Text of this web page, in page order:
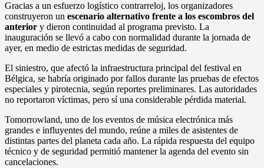
Gracias a un esfuerzo logístico contrarreloj, los organizadores
construyeron un escenario alternativo frente a los escombros del
anterior y dieron continuidad al programa previsto. La
inauguración se llevó a cabo con normalidad durante la jornada de
ayer, en medio de estrictas medidas de seguridad.
El siniestro, que afectó la infraestructura principal del festival en
Bélgica, se habría originado por fallos durante las pruebas de efectos
especiales y pirotecnia, según reportes preliminares. Las autoridades
no reportaron víctimas, pero sí una considerable pérdida material.
Tomorrowland, uno de los eventos de música electrónica más
grandes e influyentes del mundo, reúne a miles de asistentes de
distintas partes del planeta cada año. La rápida respuesta del equipo
técnico y de seguridad permitió mantener la agenda del evento sin
cancelaciones.